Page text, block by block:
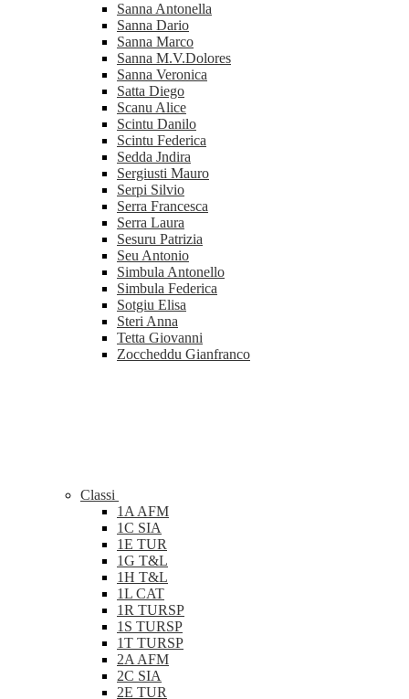
Sanna Antonella
Sanna Dario
Sanna Marco
Sanna M.V.Dolores
Sanna Veronica
Satta Diego
Scanu Alice
Scintu Danilo
Scintu Federica
Sedda Jndira
Sergiusti Mauro
Serpi Silvio
Serra Francesca
Serra Laura
Sesuru Patrizia
Seu Antonio
Simbula Antonello
Simbula Federica
Sotgiu Elisa
Steri Anna
Tetta Giovanni
Zoccheddu Gianfranco
Classi
1A AFM
1C SIA
1E TUR
1G T&L
1H T&L
1L CAT
1R TURSP
1S TURSP
1T TURSP
2A AFM
2C SIA
2E TUR